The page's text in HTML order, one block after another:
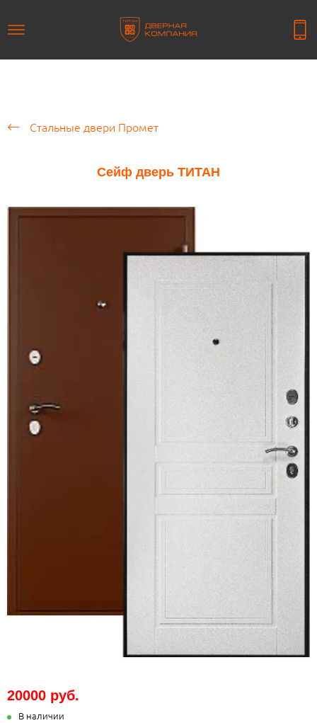
Стальные двери Промет
Сейф дверь ТИТАН
20000 руб.
В наличии